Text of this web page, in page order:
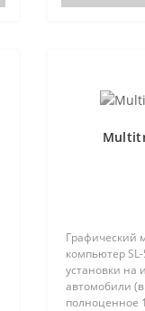
Графический
компьютер
установки на
автомобили
полноценное